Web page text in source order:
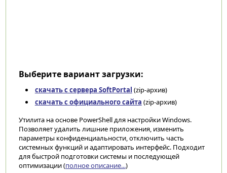
Выберите вариант загрузки:
скачать с сервера SoftPortal (zip-архив)
скачать с официального сайта (zip-архив)
Утилита на основе PowerShell для настройки Windows.
Позволяет удалить лишние приложения, изменить
параметры конфиденциальности, отключить часть
системных функций и адаптировать интерфейс. Подходит
для быстрой подготовки системы и последующей
оптимизации (полное описание...)